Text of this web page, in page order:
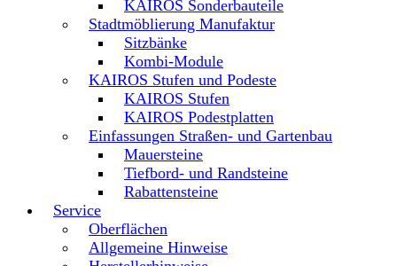
KAIROS Sonderbauteile
Stadtmöblierung Manufaktur
Sitzbänke
Kombi-Module
KAIROS Stufen und Podeste
KAIROS Stufen
KAIROS Podestplatten
Einfassungen Straßen- und Gartenbau
Mauersteine
Tiefbord- und Randsteine
Rabattensteine
Service
Oberflächen
Allgemeine Hinweise